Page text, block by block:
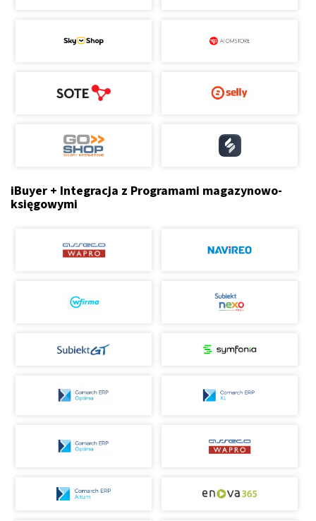
iBuyer + Integracja z Programami magazynowo-
księgowymi